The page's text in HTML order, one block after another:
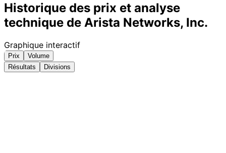
Historique des prix et analyse
technique de Arista Networks, Inc.
Graphique interactif
Prix
Volume
Résultats
Divisions